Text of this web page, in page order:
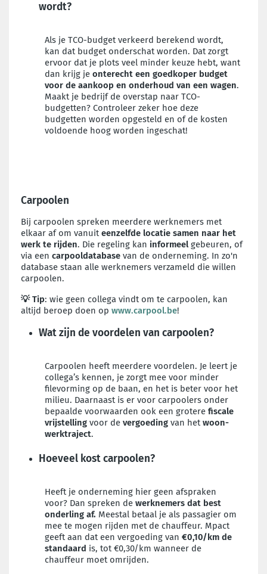
wordt?
Als je TCO-budget verkeerd berekend wordt,
kan dat budget onderschat worden. Dat zorgt
ervoor dat je plots veel minder keuze hebt, want
dan krijg je onterecht een goedkoper budget
voor de aankoop en onderhoud van een wagen.
Maakt je bedrijf de overstap naar TCO-
budgetten? Controleer zeker hoe deze
budgetten worden opgesteld en of de kosten
voldoende hoog worden ingeschat!
Carpoolen
Bij carpoolen spreken meerdere werknemers met
elkaar af om vanuit eenzelfde locatie samen naar het
werk te rijden. Die regeling kan informeelgebeuren, of
via een carpooldatabase van de onderneming. In zo'n
database staan alle werknemers verzameld die willen
carpoolen.
💡 Tip: wie geen collega vindt om te carpoolen, kan
altijd beroep doen op www.carpool.be!
Wat zijn de voordelen van carpoolen?
Carpoolen heeft meerdere voordelen. Je leert je
collega’s kennen, je zorgt mee voor minder
filevorming op de baan, en het is beter voor het
milieu. Daarnaast is er voor carpoolers onder
bepaalde voorwaarden ook een grotere fiscale
vrijstelling voor de vergoeding van het woon-
werktraject.
Hoeveel kost carpoolen?
Heeft je onderneming hier geen afspraken
voor? Dan spreken de werknemers dat best
onderling af. Meestal betaal je als passagier om
mee te mogen rijden met de chauffeur. Mpact
geeft aan dat een vergoeding van €0,10/km de
standaard is, tot €0,30/km wanneer de
chauffeur moet omrijden.